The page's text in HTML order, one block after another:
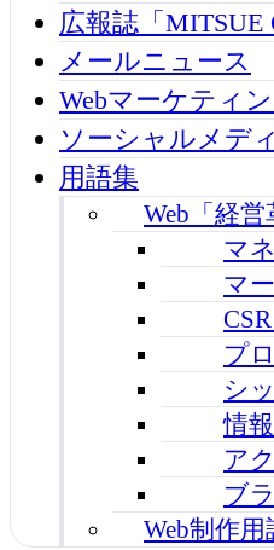
広報誌「MITSUE
メールニュース
Webマーケティ
ソーシャルメデ
用語集
Web「経
マ
マ
プ
シ
情
ア
ブ
Web制作用